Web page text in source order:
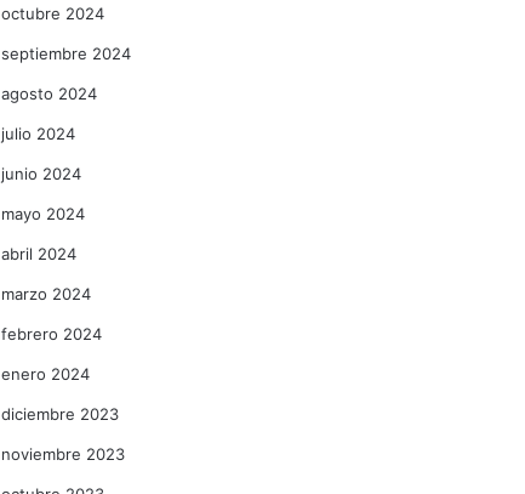
octubre 2024
septiembre 2024
agosto 2024
julio 2024
junio 2024
mayo 2024
abril 2024
marzo 2024
febrero 2024
enero 2024
diciembre 2023
noviembre 2023